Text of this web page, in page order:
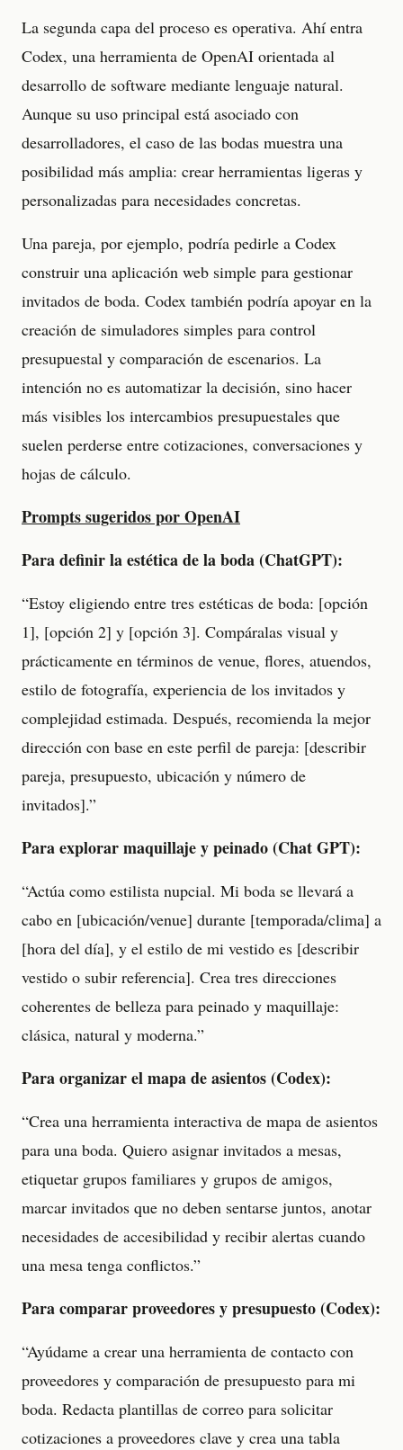
La segunda capa del proceso es operativa. Ahí entra
Codex, una herramienta de OpenAI orientada al
desarrollo de software mediante lenguaje natural.
Aunque su uso principal está asociado con
desarrolladores, el caso de las bodas muestra una
posibilidad más amplia: crear herramientas ligeras y
personalizadas para necesidades concretas.
Una pareja, por ejemplo, podría pedirle a Codex
construir una aplicación web simple para gestionar
invitados de boda. Codex también podría apoyar en la
creación de simuladores simples para control
presupuestal y comparación de escenarios. La
intención no es automatizar la decisión, sino hacer
más visibles los intercambios presupuestales que
suelen perderse entre cotizaciones, conversaciones y
hojas de cálculo.
Prompts sugeridos por OpenAI
Para definir la estética de la boda (ChatGPT):
“Estoy eligiendo entre tres estéticas de boda: [opción
1], [opción 2] y [opción 3]. Compáralas visual y
prácticamente en términos de venue, flores, atuendos,
estilo de fotografía, experiencia de los invitados y
complejidad estimada. Después, recomienda la mejor
dirección con base en este perfil de pareja: [describir
pareja, presupuesto, ubicación y número de
invitados].”
Para explorar maquillaje y peinado (Chat GPT):
“Actúa como estilista nupcial. Mi boda se llevará a
cabo en [ubicación/venue] durante [temporada/clima] a
[hora del día], y el estilo de mi vestido es [describir
vestido o subir referencia]. Crea tres direcciones
coherentes de belleza para peinado y maquillaje:
clásica, natural y moderna.”
Para organizar el mapa de asientos (Codex):
“Crea una herramienta interactiva de mapa de asientos
para una boda. Quiero asignar invitados a mesas,
etiquetar grupos familiares y grupos de amigos,
marcar invitados que no deben sentarse juntos, anotar
necesidades de accesibilidad y recibir alertas cuando
una mesa tenga conflictos.”
Para comparar proveedores y presupuesto (Codex):
“Ayúdame a crear una herramienta de contacto con
proveedores y comparación de presupuesto para mi
boda. Redacta plantillas de correo para solicitar
cotizaciones a proveedores clave y crea una tabla